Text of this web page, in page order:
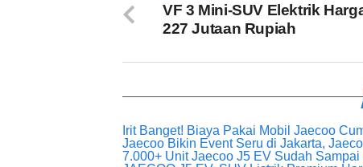
VF 3 Mini-SUV Elektrik
227 Jutaan Rupiah
Irit Banget! Biaya Pakai Mobil Jaecoo
Jaecoo Bikin Event Seru di Jakarta,
7.000+ Unit Jaecoo J5 EV Sudah Sampai